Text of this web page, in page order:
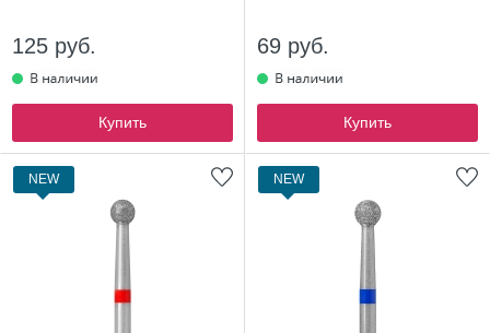
125 руб.
Купить
69 руб.
Купить
NEW NEW